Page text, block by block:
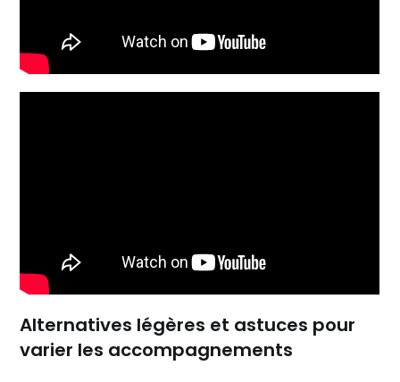
Alternatives légères et astuces pour
varier les accompagnements